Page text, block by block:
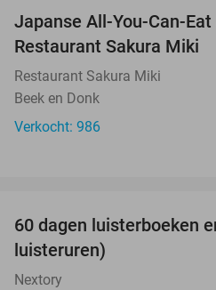
Japanse All-You-Can-
Restaurant Sakura Miki
Restaurant Sakura Miki
Beek en Donk
Verkocht: 986
60 dagen luisterboeken
luisteruren)
Nextory